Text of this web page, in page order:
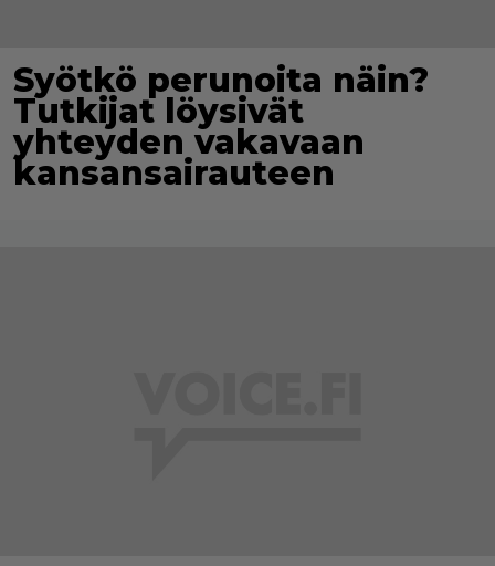
Syötkö perunoita näin?
Tutkijat löysivät
yhteyden vakavaan
kansansairauteen